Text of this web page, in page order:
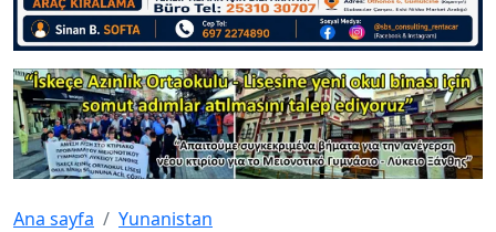
Ana sayfa Yunanistan